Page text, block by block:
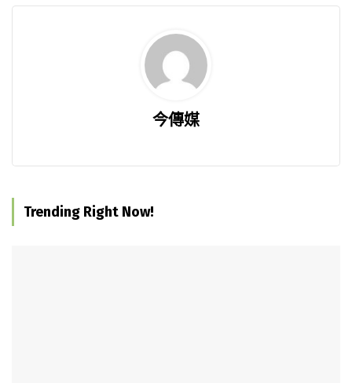
今傳媒
Trending Right Now!